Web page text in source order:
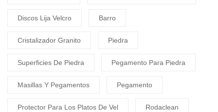
Discos Lija Velcro Barro
Cristalizador Granito Piedra
Superficies De Piedra Pegamento Para Piedra
Masillas Y Pegamentos Pegamento
Protector Para Los Platos De Vel Rodaclean